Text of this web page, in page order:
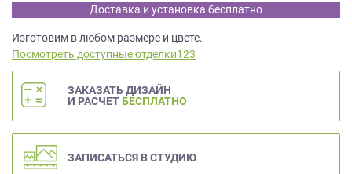
Доставка и установка бесплатно
Изготовим в любом размере и цвете.
Посмотреть доступные отделки123
ЗАКАЗАТЬ ДИЗАЙН
И РАСЧЕТ БЕСПЛАТНО
ЗАПИСАТЬСЯ В СТУДИЮ
данных.